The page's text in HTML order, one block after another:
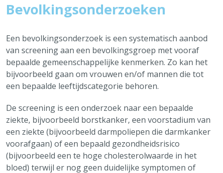
Personen met een zorgnood
Ouderenzorg
Alles over Sociale hulp, Welzijn & Gezondheid
Over Brecht
Vaak bezocht
Afvalkalender
Reispas aanvragen
Feestmarkten en kermissen
Tickets cultuur
Snelle links
Bevolkingsonderzoeken
Een bevolkingsonderzoek is een systematisch aanbod
van screening aan een bevolkingsgroep met vooraf
bepaalde gemeenschappelijke kenmerken. Zo kan het
bijvoorbeeld gaan om vrouwen en/of mannen die tot
een bepaalde leeftijdscategorie behoren.
De screening is een onderzoek naar een bepaalde
ziekte, bijvoorbeeld borstkanker, een voorstadium van
een ziekte (bijvoorbeeld darmpoliepen die darmkanker
voorafgaan) of een bepaald gezondheidsrisico
(bijvoorbeeld een te hoge cholesterolwaarde in het
bloed) terwijl er nog geen duidelijke symptomen of